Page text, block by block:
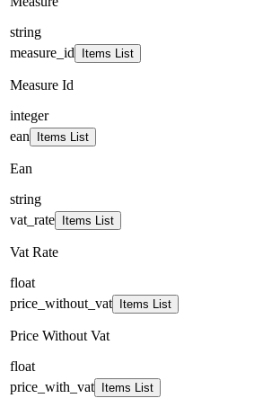
string
measure_id
Items List
Measure Id
integer
ean
Items List
Ean
string
vat_rate
Items List
Vat Rate
float
price_without_vat
Items List
Price Without Vat
float
price_with_vat
Items List